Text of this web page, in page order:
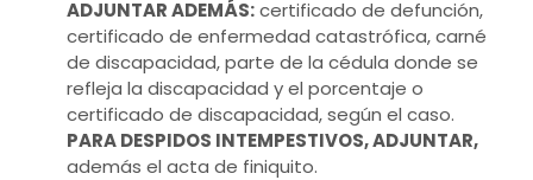
ADJUNTAR ADEMÁS:certificado de defunción,
certificado de enfermedad catastrófica, carné
de discapacidad, parte de la cédula donde se
refleja la discapacidad y el porcentaje o
certificado de discapacidad, según el caso.
PARA DESPIDOS INTEMPESTIVOS, ADJUNTAR,
además el acta de finiquito.